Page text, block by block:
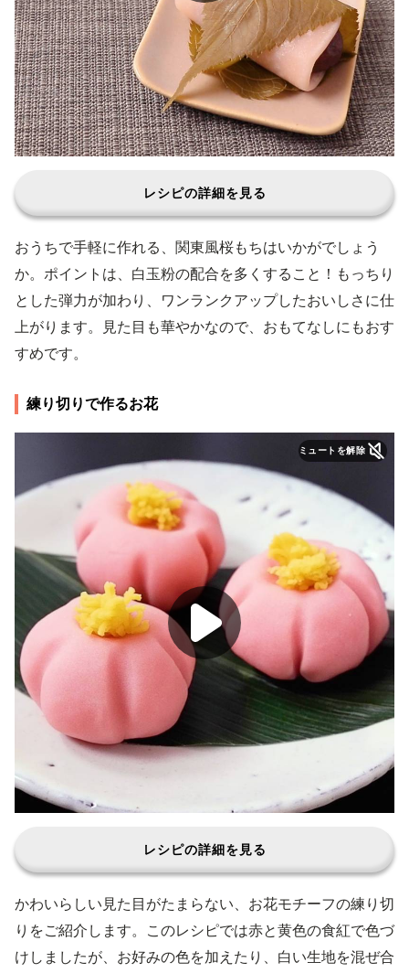
レシピの詳細を見る
おうちで手軽に作れる、関東風桜もちはいかがでしょう
か。ポイントは、白玉粉の配合を多くすること！もっちり
とした弾力が加わり、ワンランクアップしたおいしさに仕
上がります。見た目も華やかなので、おもてなしにもおす
すめです。
練り切りで作るお花
ミュートを解除
レシピの詳細を見る
かわいらしい見た目がたまらない、お花モチーフの練り切
りをご紹介します。このレシピでは赤と黄色の食紅で色づ
けしましたが、お好みの色を加えたり、白い生地を混ぜ合